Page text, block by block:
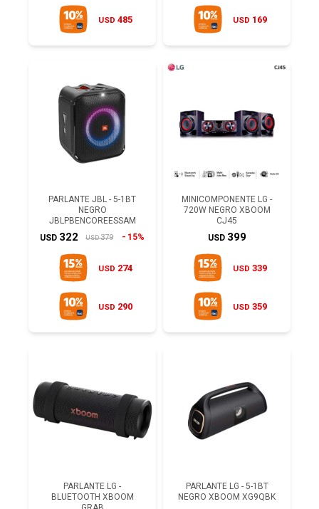
USD 485 USD 169
PARLANTE JBL - 5-1BT
NEGRO
JBLPBENCOREESSAM
USD 322 USD 379 15%
USD 274
USD 290
MINICOMPONENTE LG -
720W NEGRO XBOOM
CJ45
USD 399
USD 339
USD 359
PARLANTE LG -
BLUETOOTH XBOOM
PARLANTE LG - 5-1BT
NEGRO XBOOM XG9QBK